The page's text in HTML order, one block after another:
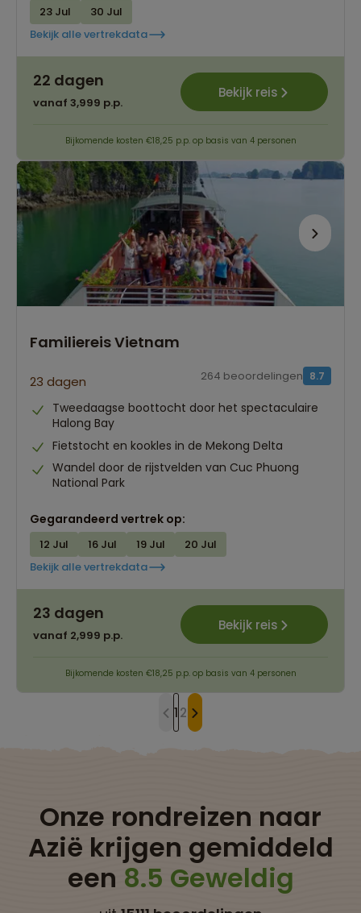
23 Jul
30 Jul
Bekijk alle vertrekdata
22 dagen
vanaf 3,999 p.p.
Bekijk reis
Bijkomende kosten €18,25 p.p. op basis van 4 personen
Familiereis Vietnam
23 dagen 8.7
264 beoordelingen
Tweedaagse boottocht door het spectaculaire
Halong Bay
Fietstocht en kookles in de Mekong Delta
Wandel door de rijstvelden van Cuc Phuong
National Park
Gegarandeerd vertrek op:
12 Jul 16 Jul 19 Jul
20 Jul
Bekijk alle vertrekdata
23 dagen
vanaf 2,999 p.p.
Bekijk reis
Bijkomende kosten €18,25 p.p. op basis van 4 personen
12
Onze rondreizen naar
Azië krijgen gemiddeld
een 8.5 Geweldig